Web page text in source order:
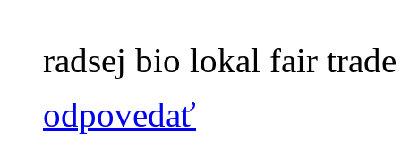
radsej bio lokal fair
odpovedať